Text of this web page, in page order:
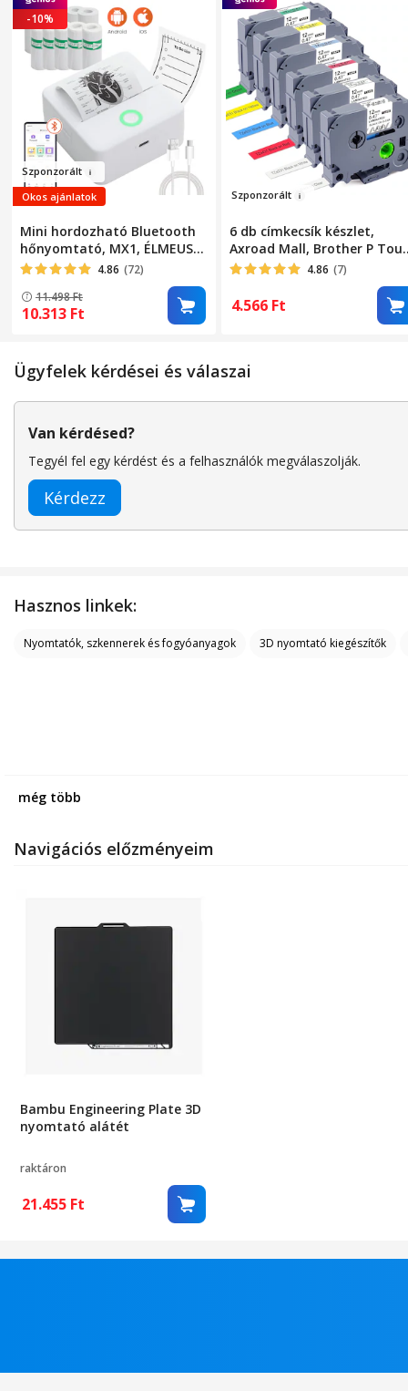
-10%
Szponzorált
Okos ajánlatok
Mini hordozható Bluetooth
hőnyomtató, MX1, ÉLMEUSZ,
tonermentes, iOS és Android
telefonokhoz, címkéket,
jegyzeteket, listákat,
fényképeket nyomtat, 10
fehér
4.86 (72)
11.498Ft
10.313 Ft
Szponzorált
6 db címkecsík készlet,
Axroad Mall, Brother P
készülékkel kompatibilis,
Hőmérséklet-, olaj-,
PT-D200, PT-H100, PT-D400,
12 mm x 8 m, többszínű
4.86 (7)
4.566 Ft
Ügyfelek kérdései és válaszai
Van kérdésed?
Tegyél fel egy kérdést és a felhasználók megválaszolják.
Kérdezz
Hasznos linkek:
Nyomtatók, szkennerek és fogyóanyagok 3D nyomtató kiegészítők
még több
Navigációs előzményeim
Bambu Engineering Plate 3D
nyomtató alátét
raktáron
21.455 Ft